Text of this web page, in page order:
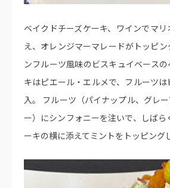
ベイクドチーズケーキ、ワインでマ
え、オレンジマーマレードがトッピ
ンフルーツ風味のビスキュイベース
キはピエール・エルメで、フルーツ
入。 フルーツ（パイナップル、グレ
ー）にシンフォニーを注いで、しばら
ーキの横に添えてミントをトッピング